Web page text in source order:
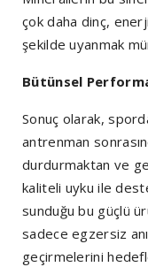
çok daha dinç,
şekilde uyanmak
Bütünsel
Sonuç olarak,
antrenman
durdurmaktan ve
kaliteli uyku ile
sunduğu bu güçlü
sadece egzersiz
geçirmelerini